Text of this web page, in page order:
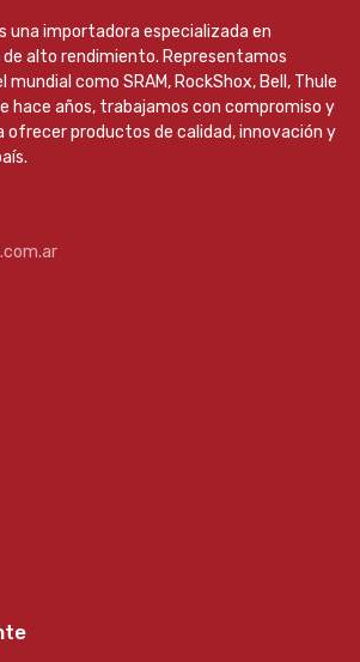
una importadora especializada en
alto rendimiento. Representamos
mundial como SRAM, RockShox, Bell, Thule
hace años, trabajamos con compromiso y
ofrecer productos de calidad, innovación y